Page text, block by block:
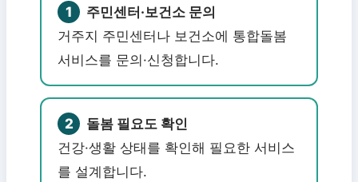
1
주민센터·보건소 문의
거주지 주민센터나 보건소에 통합돌봄
서비스를 문의·신청합니다.
2
돌봄 필요도 확인
건강·생활 상태를 확인해 필요한 서비스
를 설계합니다.